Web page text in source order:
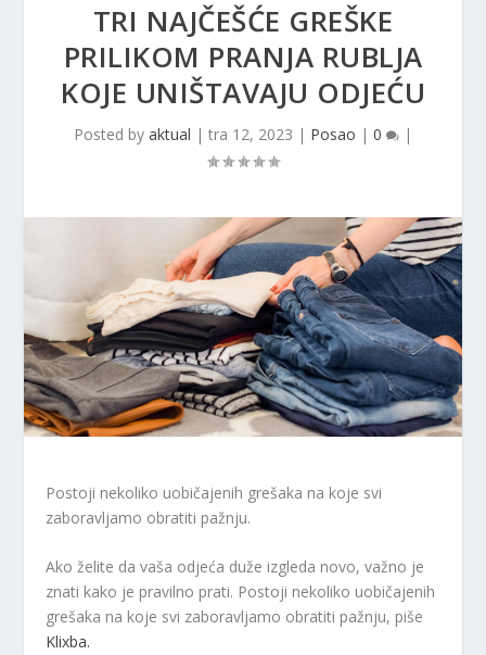
TRI NAJČEŠĆE GREŠKE
PRILIKOM PRANJA RUBLJA
KOJE UNIŠTAVAJU ODJEĆU
Posted by aktual | tra 12, 2023 | Posao | 0 |
Postoji nekoliko uobičajenih grešaka na koje svi
zaboravljamo obratiti pažnju.
Ako želite da vaša odjeća duže izgleda novo, važno je
znati kako je pravilno prati. Postoji nekoliko uobičajenih
grešaka na koje svi zaboravljamo obratiti pažnju, piše
Klixba.